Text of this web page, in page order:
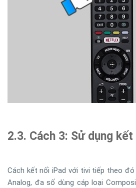
2.3. Cách 3: Sử dụng kết
Cách kết nối iPad với tivi tiếp theo
Analog, đa số dùng cáp loại